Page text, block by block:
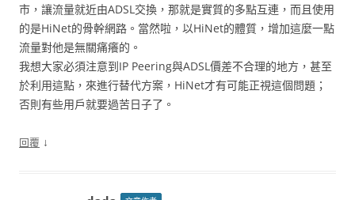
市，讓流量就近由ADSL交換，那就是實質的多點互連，而且使用
的是HiNet的骨幹網路。當然啦，以HiNet的體質，增加這麼一點
流量對他是無關痛癢的。
我想大家必須注意到IP Peering與ADSL價差不合理的地方，甚至
於利用這點，來進行替代方案，HiNet才有可能正視這個問題；
否則有些用戶就要過苦日子了。
回覆 ↓